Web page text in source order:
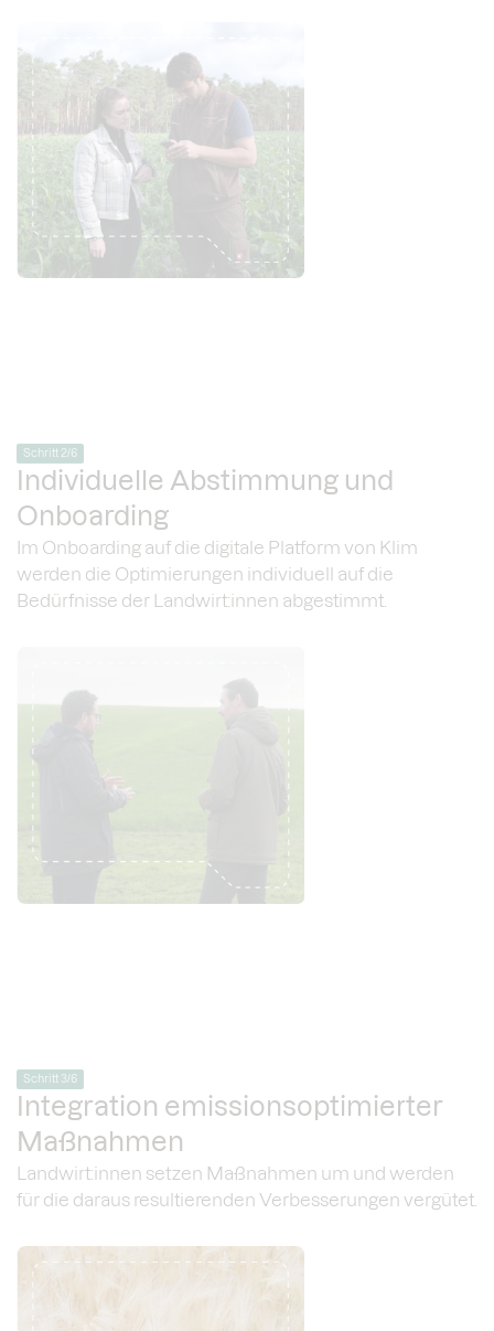
Schritt 2/6
Individuelle Abstimmung und
Onboarding
Im Onboarding auf die digitale Platform von Klim
werden die Optimierungen individuell auf die
Bedürfnisse der Landwirt:innen abgestimmt.
Schritt 3/6
Integration emissionsoptimierter
Maßnahmen
Landwirt:innen setzen Maßnahmen um und werden
für die daraus resultierenden Verbesserungen vergütet.